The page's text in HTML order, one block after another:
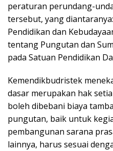
peraturan perundang-
tersebut, yang
Pendidikan dan
tentang Pungutan dan
pada Satuan Pendidikan
Kemendikbudristek
dasar merupakan hak
boleh dibebani biaya
pungutan, baik untuk
pembangunan sarana
lainnya, harus sesuai